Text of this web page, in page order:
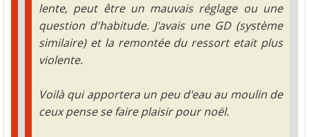
lente, peut être un mauvais réglage ou une
question d'habitude. J'avais une GD (système
similaire) et la remontée du ressort etait plus
violente.
Voilà qui apportera un peu d'eau au moulin de
ceux pense se faire plaisir pour noël.